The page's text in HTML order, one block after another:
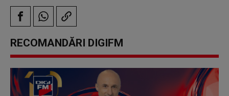
RECOMANDĂRI DIGIFM